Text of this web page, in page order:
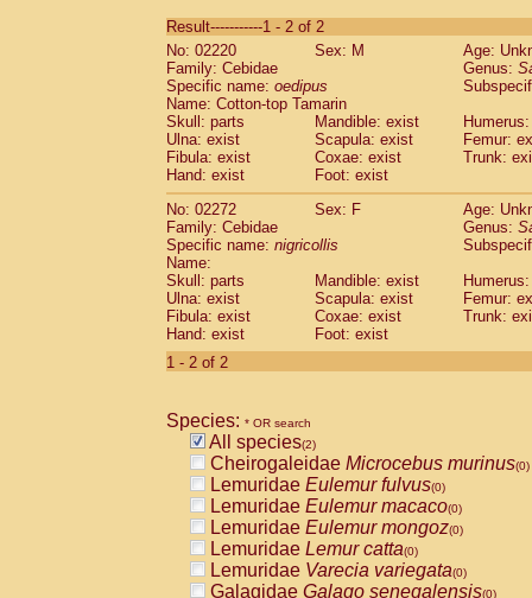
CebidaeSaguinus labiatus(0)
Cebidae Saguinus leucopus (0)
Cebidae
CebidaeSaguinus mystax
Cebidae Saguinus nigricollis (1)
Cebidae Saguinus oedipus
Cebidae Saguinus weddelli
Cebidae Saguinusspp.
Cebidae Aotus trivirgatus
Cebidae
CebidaeCebus apella
Cebidae
Cebidae Cebus nigrivittatus
Cebidae Cebusspp.(0)
Cebidae Saimiri boliviensis
CebidaeSaimiri sciureus(0)
AtelidaeAlouatta caraya(0)
Atelidae Alouatta seniculus
AtelidaeAlouatta
AtelidaeAteles belzebuth(0)
AtelidaeAteles geoffroyi(0)
AtelidaeAteles paniscus(0)
AtelidaeAtelesspp. (0)
AtelidaeLagothrix lagothricha
AtelidaeLagothrix lagothricha cana
PitheciidaeCacajao calvus
Result-----------1 - 2 of 2
No: 02220
Sex: M
Age:
Family: Cebidae
Genus:
Specific name: oedipus
Name: Cotton-top Tamarin
Skull: parts
Mandible: exist
Ulna: exist
Scapula: exist
Femur:
Fibula: exist
Coxae: exist
Trunk:
Hand: exist
Foot: exist
No: 02272
Sex: F
Age:
Family: Cebidae
Genus:
Specific name: nigricollis
Name:
Skull: parts
Mandible: exist
Ulna: exist
Scapula: exist
Femur:
Fibula: exist
Coxae: exist
Trunk:
Hand: exist
Foot: exist
1 - 2 of 2
Species: * OR search
All species(2)
Cheirogaleidae Microcebus murinus(0)
Lemuridae Eulemur fulvus(0)
Lemuridae Eulemur macaco(0)
Lemuridae Eulemur mongoz(0)
Lemuridae Lemur catta(0)
Lemuridae Varecia variegata(0)
Galagidae Galago senegalensis(0)